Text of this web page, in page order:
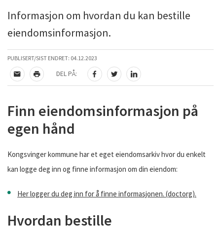
Informasjon om hvordan du kan bestille
eiendomsinformasjon.
PUBLISERT/SIST ENDRET: 04.12.2023
TIPS EN VENN
SKRIV UT
DEL PÅ:
DEL PÅ FACEBOOK
DEL PÅ TWITTER
DEL PÅ LINKEDIN
Finn eiendomsinformasjon på
egen hånd
Kongsvinger kommune har et eget eiendomsarkiv hvor du enkelt
kan logge deg inn og finne informasjon om din eiendom:
Her logger du deg inn for å finne informasjonen. (doctorg).
Hvordan bestille